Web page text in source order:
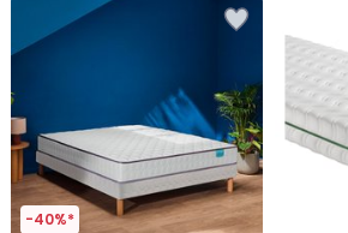
-40%*